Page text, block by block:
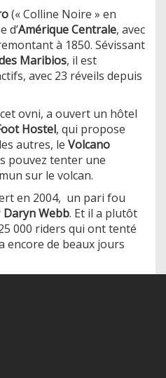
(« Colline Noire » en
d’Amérique Centrale, avec
à 1850. Sévissant
Maribios, il est
avec 23 réveils depuis
ovni, a ouvert un hôtel
Hostel, qui propose
autres, le Volcano
pouvez tenter une
sur le volcan.
en 2004, un pari fou
Daryn Webb. Et il a plutôt
000 riders qui ont tenté
encore de beaux jours